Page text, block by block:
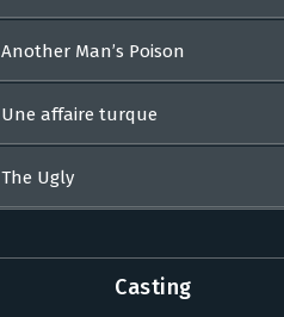
Another Man’s Poison
Une affaire turque
The Ugly
Casting